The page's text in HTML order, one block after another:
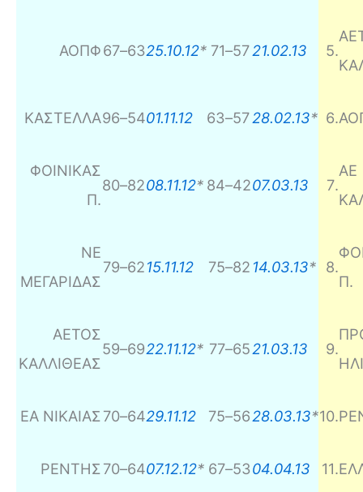
ΑΟΠΦ67–6325.10.12* 71–5721.02.13 5.
ΚΑΣΤΕΛΛΑ96–5401.11.12 63–5728.02.13* 6.
ΦΟΙΝΙΚΑΣ
Π.
80–8208.11.12* 84–4207.03.13 7.
ΑΕ
ΝΕ
ΜΕΓΑΡΙΔΑΣ
79–6215.11.12 75–82 14.03.13* 8.
Π.
ΑΕΤΟΣ
ΚΑΛΛΙΘΕΑΣ
59–6922.11.12* 77–6521.03.13 9.
ΕΑ ΝΙΚΑΙΑΣ 70–6429.11.12 75–5628.03.13*10.
ΡΕΝΤΗΣ 70–6407.12.12* 67–5304.04.13 11.